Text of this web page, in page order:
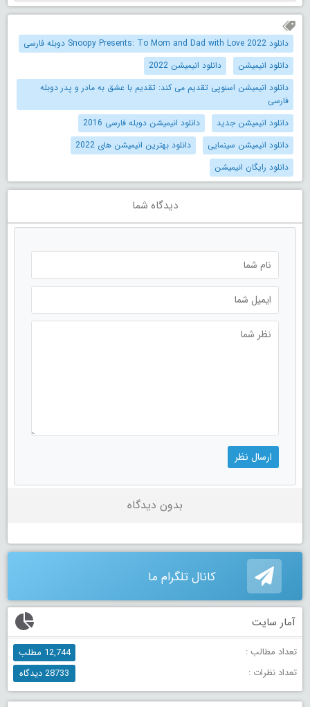
دانلود Snoopy Presents: To Mom and Dad with Love 2022 دوبله فارسی
دانلود انیمیشن
دانلود انیمیشن 2022
دانلود انیمیشن اسنوپی تقدیم می کند: تقدیم با عشق به مادر و پدر دوبله
فارسی
دانلود انیمیشن جدید
دانلود انیمیشن دوبله فارسی 2016
دانلود انیمیشن سینمایی
دانلود بهترین انیمیشن های 2022
دانلود رایگان انیمیشن
دیدگاه شما
بدون دیدگاه
کانال تلگرام ما
آمار سایت
تعداد مطالب :
12,744 مطلب
تعداد نظرات :
28733 دیدگاه